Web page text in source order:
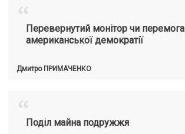
“Перевернутий монітор чи перемога
американської демократії
Дмитро ПРИМАЧЕНКО
“Поділ майна подружжя